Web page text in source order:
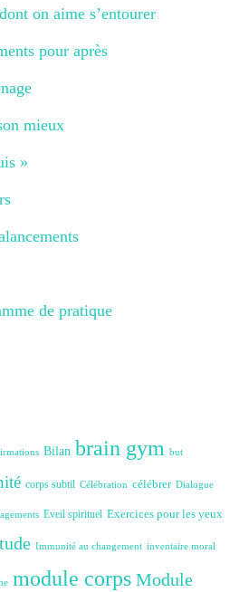
on aime s’entourer
pour après
mieux
»
de pratique
Bilan brain gym but
corps subtil Célébration célébrer Dialogue
Eveil spirituel Exercices pour les yeux
Immunité au changement inventaire moral
module corps Module